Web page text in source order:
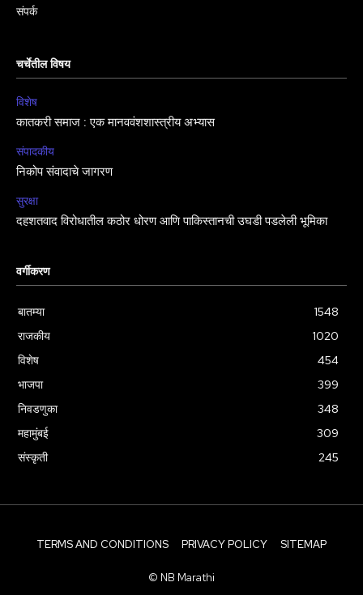
संपर्क
चर्चेतील विषय
विशेष
कातकरी समाज : एक मानववंशशास्त्रीय अभ्यास
संपादकीय
निकोप संवादाचे जागरण
सुरक्षा
दहशतवाद विरोधातील कठोर धोरण आणि पाकिस्तानची उघडी पडलेली भूमिका
वर्गीकरण
बातम्या
1548
राजकीय
1020
विशेष
454
भाजपा
399
निवडणुका
348
महामुंबई
309
संस्कृती
245
TERMS AND CONDITIONS PRIVACY POLICY SITEMAP
© NB Marathi